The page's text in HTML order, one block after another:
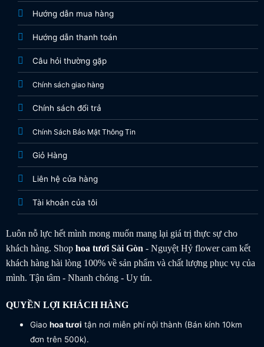
Hướng dẫn mua hàng
Hướng dẫn thanh toán
Câu hỏi thường gặp
Chính sách giao hàng
Chính sách đổi trả
Chính Sách Bảo Mật Thông Tin
Giỏ Hàng
Liên hệ cửa hàng
Tài khoản của tôi
Luôn nỗ lực hết mình mong muốn mang lại giá trị thực sự cho
khách hàng. Shop hoa tươiSài Gòn- Nguyệt Hỷ flower cam kết
khách hàng hài lòng 100% về sản phẩm và chất lượng phục vụ của
mình. Tận tâm - Nhanh chóng - Uy tín.
QUYỀN LỢI KHÁCH HÀNG
Giao hoa tươi tận nơi miễn phí nội thành (Bán kính 10km
đơn trên 500k).